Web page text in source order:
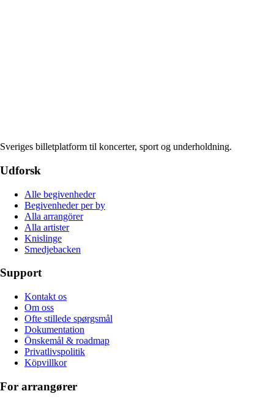
Sveriges billetplatform til koncerter, sport og underholdning.
Udforsk
Alle begivenheder
Begivenheder per by
Alla arrangörer
Alla artister
Knislinge
Smedjebacken
Support
Kontakt os
Om oss
Ofte stillede spørgsmål
Dokumentation
Önskemål & roadmap
Privatlivspolitik
Köpvillkor
For arrangører